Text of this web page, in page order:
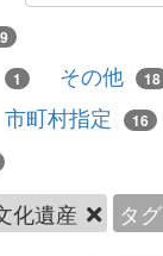
1 その他 18
市町村指定 16
化遺産 タグ